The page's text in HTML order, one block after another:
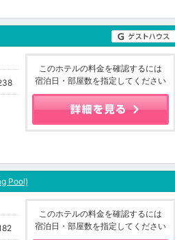
このホテルの料金を確認するには
宿泊日・部屋数を指定してください
Pool)
このホテルの料金を確認するには
宿泊日・部屋数を指定してください